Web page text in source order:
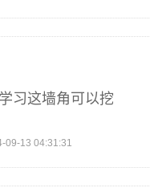
习这墙角可以挖
09-13 04:31:31